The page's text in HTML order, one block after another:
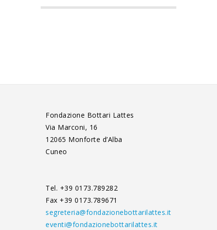
Fondazione Bottari Lattes
Via Marconi, 16
12065 Monforte d’Alba
Cuneo
Tel. +39 0173.789282
Fax +39 0173.789671
segreteria@fondazionebottarilattes.it
eventi@fondazionebottarilattes.it